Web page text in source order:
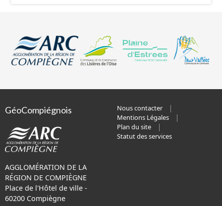
GéoCompiégnois
AGGLOMÉRATION DE LA
RÉGION DE COMPIÈGNE
Place de l'Hôtel de ville -
60200 Compiègne
Nous contacter
Mentions Légales
Plan du site
Statut des services